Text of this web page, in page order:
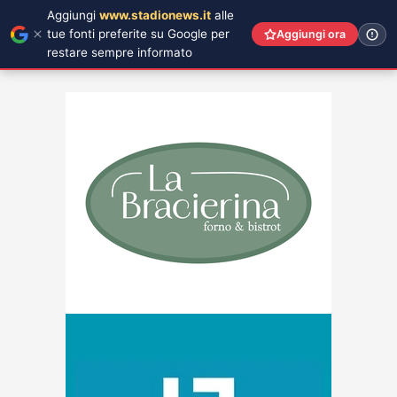
Aggiungi www.stadionews.it alle
tue fonti preferite su Google per
restare sempre informato
Aggiungi ora